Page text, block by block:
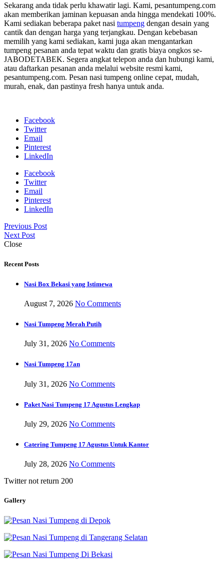
Sekarang anda tidak perlu khawatir lagi. Kami, pesantumpeng.com
akan memberikan jaminan kepuasan anda hingga mendekati 100%.
Kami sediakan beberapa paket nasi tumpeng dengan desain yang
cantik dan dengan harga yang terjangkau. Dengan kebebasan
memilih yang kami sediakan, kami juga akan mengantarkan
tumpeng pesanan anda tepat waktu dan gratis biaya ongkos se-
JABODETABEK. Segera angkat telepon anda dan hubungi kami,
atau daftarkan pesanan anda melalui website resmi kami,
pesantumpeng.com. Pesan nasi tumpeng online cepat, mudah,
murah, enak, dan pastinya fresh hanya untuk anda.
Facebook
Twitter
Email
Pinterest
LinkedIn
Facebook
Twitter
Email
Pinterest
LinkedIn
Previous Post
Next Post
Close
Recent Posts
Nasi Box Bekasi yang Istimewa
August 7, 2026 No Comments
Nasi Tumpeng Merah Putih
July 31, 2026 No Comments
Nasi Tumpeng 17an
July 31, 2026 No Comments
Paket Nasi Tumpeng 17 Agustus Lengkap
July 29, 2026 No Comments
Catering Tumpeng 17 Agustus Untuk Kantor
July 28, 2026 No Comments
Twitter not return 200
Gallery